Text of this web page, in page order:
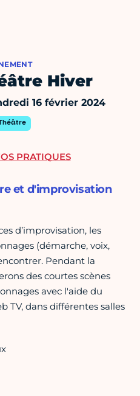
Hiver
16 février 2024
Théâtre
et d'improvisation
d’improvisation, les
(démarche, voix,
Pendant la
des courtes scènes
avec l'aide du
TV, dans différentes salles
PRATIQUES